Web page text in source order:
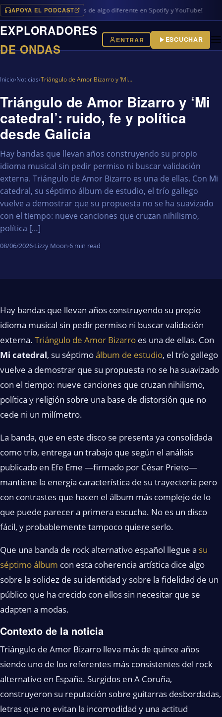
APOYA EL PODCAST
en iVoox, además de algo diferente en Spotify y YouTube!
EXPLORADORES
DE ONDAS
ENTRAR ESCUCHAR
Inicio›Noticias›Triángulo de Amor Bizarro y ‘Mi…
Triángulo de Amor Bizarro y ‘Mi
catedral’: ruido, fe y política
desde Galicia
Hay bandas que llevan años construyendo su propio
idioma musical sin pedir permiso ni buscar validación
externa. Triángulo de Amor Bizarro es una de ellas. Con Mi
catedral, su séptimo álbum de estudio, el trío gallego
vuelve a demostrar que su propuesta no se ha suavizado
con el tiempo: nueve canciones que cruzan nihilismo,
política […]
08/06/2026·Lizzy Moon·6 min read
Hay bandas que llevan años construyendo su propio
idioma musical sin pedir permiso ni buscar validación
externa. Triángulo de Amor Bizarro es una de ellas. Con
Mi catedral, su séptimoálbum de estudio, el trío gallego
vuelve a demostrar que su propuesta no se ha suavizado
con el tiempo: nueve canciones que cruzan nihilismo,
política y religión sobre una base de distorsión que no
cede ni un milímetro.
La banda, que en este disco se presenta ya consolidada
como trío, entrega un trabajo que según el análisis
publicado en Efe Eme —firmado por César Prieto—
mantiene la energía característica de su trayectoria pero
con contrastes que hacen el álbum más complejo de lo
que puede parecer a primera escucha. No es un disco
fácil, y probablemente tampoco quiere serlo.
Que una banda de rock alternativo español llegue a su
séptimo álbum con esta coherencia artística dice algo
sobre la solidez de su identidad y sobre la fidelidad de un
público que ha crecido con ellos sin necesitar que se
adapten a modas.
Contexto de la noticia
Triángulo de Amor Bizarro lleva más de quince años
siendo uno de los referentes más consistentes del rock
alternativo en España. Surgidos en A Coruña,
construyeron su reputación sobre guitarras desbordadas,
letras que no evitan la incomodidad y una actitud